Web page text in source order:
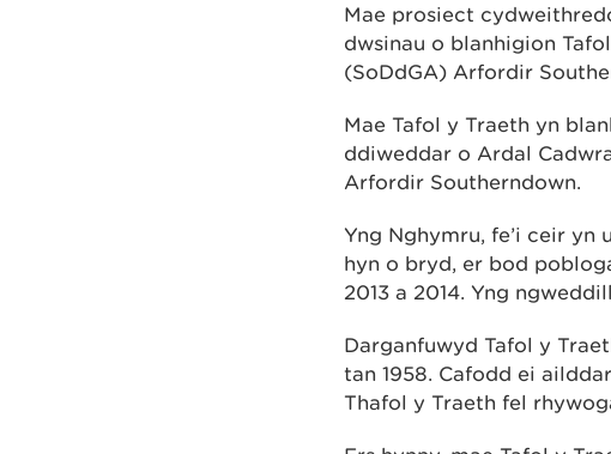
Mae prosiect
dwsinau o blanhigion
(SoDdGA) Arfordir
Mae Tafol y Traeth yn
ddiweddar o Ardal
Arfordir Southerndown.
Yng Nghymru, fe’i ceir
hyn o bryd, er bod
2013 a 2014. Yng
Darganfuwyd Tafol y
tan 1958. Cafodd ei
Thafol y Traeth fel